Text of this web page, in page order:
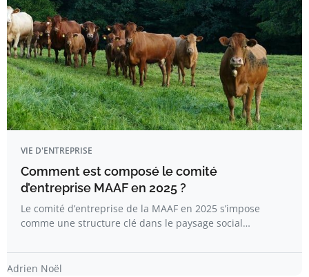
VIE D'ENTREPRISE
Comment est composé le comité
d’entreprise MAAF en 2025 ?
Le comité d’entreprise de la MAAF en 2025 s’impose
comme une structure clé dans le paysage social…
Adrien Noël